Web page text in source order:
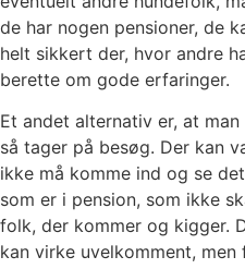
de har nogen pensioner, de
helt sikkert der, hvor andre
berette om gode erfaringer.
Et andet alternativ er, at
så tager på besøg. Der kan
ikke må komme ind og se
som er i pension, som ikke
folk, der kommer og kigger.
kan virke uvelkomment,